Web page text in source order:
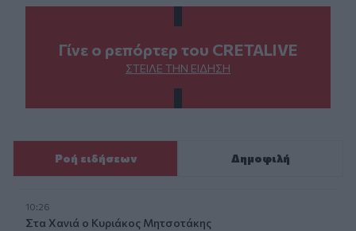
Γίνε ο ρεπόρτερ του CRETALIVE
ΣΤΕΊΛΕ ΤΗΝ ΕΊΔΗΣΗ
Ροή ειδήσεων Δημοφιλή
10:26
Στα Χανιά ο Κυριάκος Μητσοτάκης